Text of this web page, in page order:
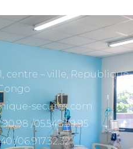
centre – ville, Republique
securex.com
/05.548.59.95
/06.917.32.32